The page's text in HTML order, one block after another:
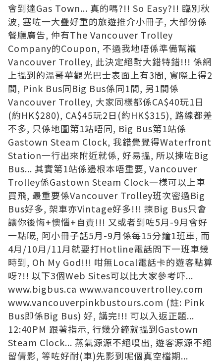
會到達Gas Town... 真的嗎?!! So Easy?!! 臨別秋
波, 塞咗一大疊好重的旅遊推介小冊子, 大部份係
餐廳廣告, 仲有The Vancouver Trolley
Company的Coupon, 不過我地唔係準備幫襯
Vancouver Trolley, 此決定絕對大錯特錯!!! 係網
上搵到的溫哥華觀光巴士表面上有3間, 實際上得2
間, Pink Bus同Big Bus係同1間, 另1間係
Vancouver Trolley, 大家同樣都係CA$40玩1日
(約HK$280), CA$45玩2日(約HK$315), 路線都差
不多, 只係地圖第1站唔同, Big Bus第1站係
Gastown Steam Clock, 我錯覺覺得Waterfront
Station一行出來附近就係, 好易搵, 所以揀咗Big
Bus... 其實第1站係邊根本唔重要, Vancouver
Trolley係Gastown Steam Clock一樣可以上車
買飛, 最重要係Vancouver Trolley班次密過Big
Bus好多, 架車亦Vintage好多!!! 揀Big Bus只會
讓你後悔+懊惱+自責!!! 又或者到咗5月-9月會好
一點嘅, 阿小冊子話5月-9月係每15分鐘1班車, 而
4月/10月/11月就要打Hotline電話問下一班車幾
時到, Oh My God!!! 咁無Local電話卡的遊客點算
呀?!! 以下3個Web Sites可以比大家參考吓...
www.bigbus.ca www.vancouvertrolley.com
www.vancouverpinkbustours.com (註: Pink
Bus即係Big Bus) 好, 講完!!! 可以入返正題...
12:40PM 跟著指示, 行幾分鐘就搵到Gastown
Steam Clock... 蒸氣源源不絕噴出, 遊客源源不絕
留倩影, 等咗好耐(車)先影到呢個真空檔期...